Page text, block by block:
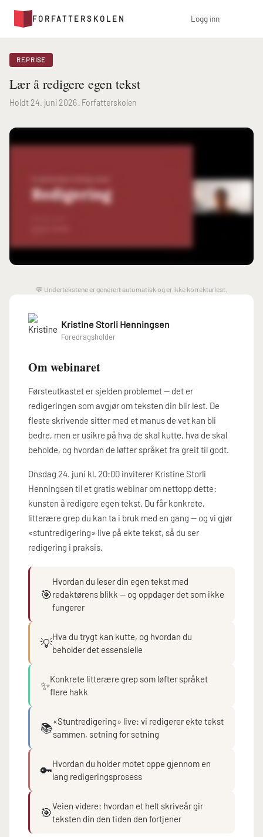
FORFATTERSKOLEN Logg inn
REPRISE
Lær å redigere egen tekst
Holdt 24. juni 2026 · Forfatterskolen
💬 Undertekstene er generert automatisk og er ikke korrekturlest.
Kristine Storli Henningsen
Foredragsholder
Om webinaret
Førsteutkastet er sjelden problemet — det er
redigeringen som avgjør om teksten din blir lest. De
fleste skrivende sitter med et manus de vet kan bli
bedre, men er usikre på hva de skal kutte, hva de skal
beholde, og hvordan de løfter språket fra greit til godt.
Onsdag 24. juni kl. 20:00 inviterer Kristine Storli
Henningsen til et gratis webinar om nettopp dette:
kunsten å redigere egen tekst. Du får konkrete,
litterære grep du kan ta i bruk med en gang — og vi gjør
«stuntredigering» live på ekte tekst, så du ser
redigering i praksis.
🎯
Hvordan du leser din egen tekst med
redaktørens blikk — og oppdager det som ikke
fungerer
💡Hva du trygt kan kutte, og hvordan du
beholder det essensielle
✨Konkrete litterære grep som løfter språket
flere hakk
📚«Stuntredigering» live: vi redigerer ekte tekst
sammen, setning for setning
🔑Hvordan du holder motet oppe gjennom en
lang redigeringsprosess
🎯Veien videre: hvordan et helt skriveår gir
teksten din den tiden den fortjener